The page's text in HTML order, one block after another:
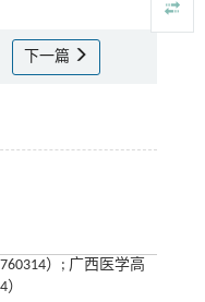
下一篇
）; 广西医学高